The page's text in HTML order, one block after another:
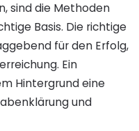
sind die Methoden
Basis. Die richtige
für den Erfolg,
Ein
Hintergrund eine
und